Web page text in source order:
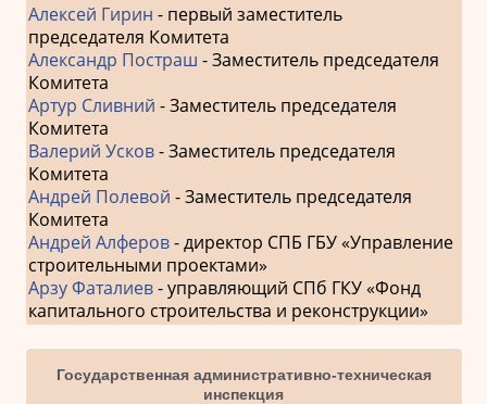
Алексей Гирин - первый заместитель
председателя Комитета
Александр Постраш - Заместитель председателя
Комитета
Артур Сливний - Заместитель председателя
Комитета
Валерий Усков- Заместитель председателя
Комитета
Андрей Полевой - Заместитель председателя
Комитета
Андрей Алферов- директор СПБ ГБУ «Управление
строительными проектами»
Арзу Фаталиев- управляющий СПб ГКУ «Фонд
капитального строительства и реконструкции»
Государственная административно-техническая
инспекция